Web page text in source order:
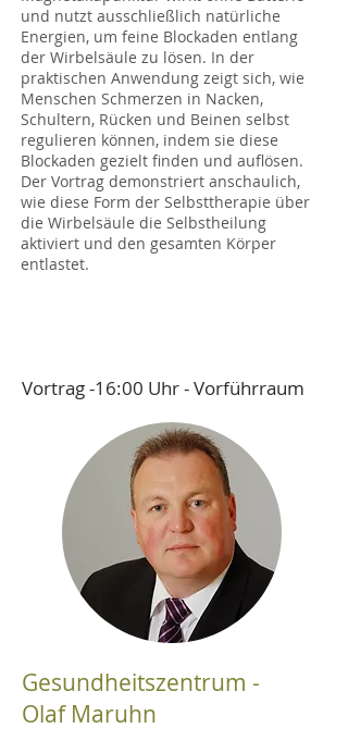
und nutzt ausschließlich natürliche
Energien, um feine Blockaden entlang
der Wirbelsäule zu lösen. In der
praktischen Anwendung zeigt sich, wie
Menschen Schmerzen in Nacken,
Schultern, Rücken und Beinen selbst
regulieren können, indem sie diese
Blockaden gezielt finden und auflösen.
Der Vortrag demonstriert anschaulich,
wie diese Form der Selbsttherapie über
die Wirbelsäule die Selbstheilung
aktiviert und den gesamten Körper
entlastet.
Vortrag -16:00 Uhr - Vorführraum
Gesundheitszentrum -
Olaf Maruhn